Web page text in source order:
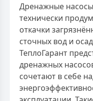
Дренажные
технически
откачки
сточных вод и
ТеплоГарант
дренажных
сочетают в себе